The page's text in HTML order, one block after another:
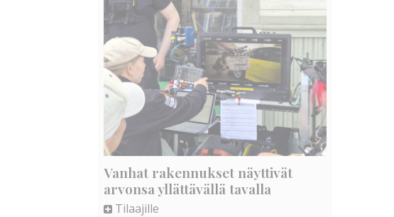
Vanhat rakennukset näyttivät
arvonsa yllättävällä tavalla
Tilaajille